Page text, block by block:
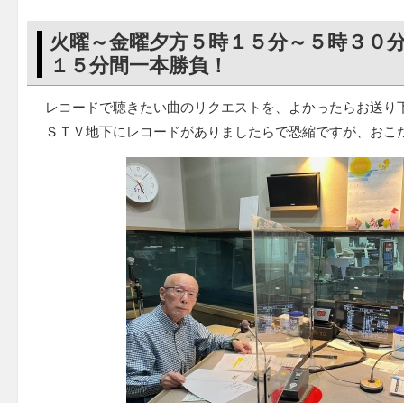
火曜～金曜夕方５時１５分～５時３０
１５分間一本勝負！
レコードで聴きたい曲のリクエストを、よかったらお送り
ＳＴＶ地下にレコードがありましたらで恐縮ですが、おこ